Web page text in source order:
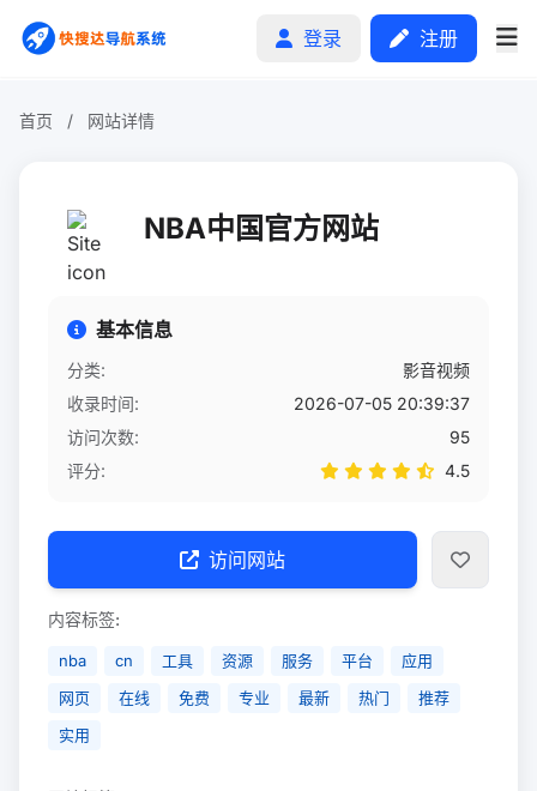
登录 注册
分类排行
自助广告
首页 / 网站详情
NBA中国官方网站
基本信息
分类:
影音视频
收录时间:
2026-07-05 20:39:37
访问次数:
95
评分:
4.5
访问网站
内容标签:
nba cn 工具 资源 服务 平台
应用
网页
在线 免费 专业 最新 热门
推荐
实用